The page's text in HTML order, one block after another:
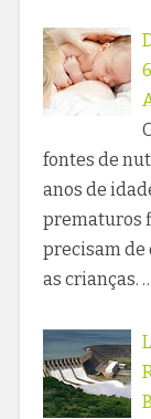
fontes de
anos de
prematuros
precisam de
as crianças.